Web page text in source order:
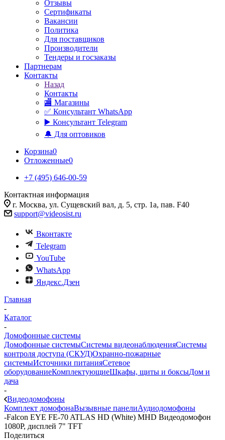
Отзывы
Сертификаты
Вакансии
Политика
Для поставщиков
Производители
Тендеры и госзаказы
Партнерам
Контакты
Назад
Контакты
🏬 Магазины
✅️ Консультант WhatsApp
▶️ Консультант Telegram
🔔 Для оптовиков
Корзина0
Отложенные0
+7 (495) 646-00-59
Контактная информация
г. Москва, ул. Сущевский вал, д. 5, стр. 1а, пав. F40
support@videosist.ru
Вконтакте
Telegram
YouTube
WhatsApp
Яндекс.Дзен
Главная
-
Каталог
-
Домофонные системы
Домофонные системыСистемы видеонаблюденияСистемы
контроля доступа (СКУД)Охранно-пожарные
системыИсточники питанияСетевое
оборудованиеКомплектующиеШкафы, щиты и боксыДом и
дача
-
Видеодомофоны
Комплект домофонаВызывные панелиАудиодомофоны
-Falcon EYE FE-70 ATLAS HD (White) MHD Видеодомофон
1080P, дисплей 7" TFT
Поделиться